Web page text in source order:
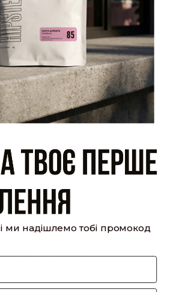
сайті Hipster.coffeeroasters і вже
особистим кабінетом, щоб отримувати
історію замовлень!
popup"]
кави
popup"]
та оплати
ми надішлемо тобі промокод